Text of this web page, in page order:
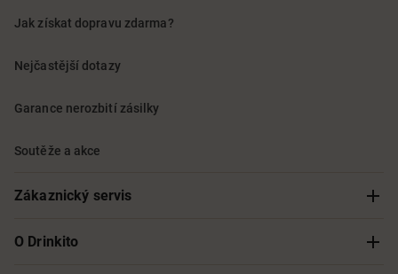
Jak získat dopravu zdarma?
Nejčastější dotazy
Garance nerozbití zásilky
Soutěže a akce
Zákaznický servis
Sledování objednávky
O Drinkito